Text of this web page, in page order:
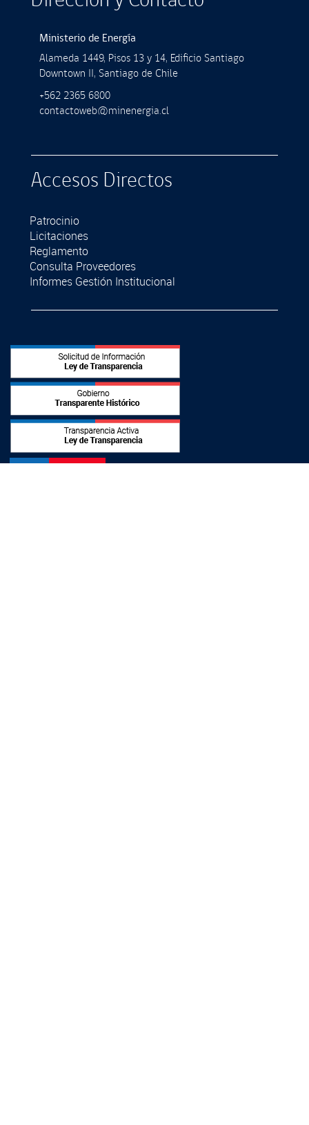
Ministerio de Energía
Alameda 1449, Pisos 13 y 14, Ediﬁcio Santiago
Downtown II, Santiago de Chile
+562 2365 6800
contactoweb@minenergia.cl
Accesos Directos
Patrocinio
Licitaciones
Reglamento
Consulta Proveedores
Informes Gestión Institucional